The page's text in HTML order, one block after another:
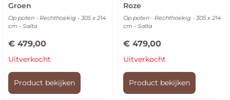
Groen
Op poten - Rechthoekig - 305 x 214
cm - Salta
€ 479,00
Uitverkocht
Product bekijken
Roze
Op poten - Rechthoekig - 305 x 214
cm - Salta
€ 479,00
Uitverkocht
Product bekijken